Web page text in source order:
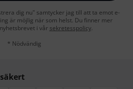
dig nu" samtycker jag till att ta emot e-
är möjlig när som helst. Du finner mer
i vår sekretesspolicy.
* Nödvändig